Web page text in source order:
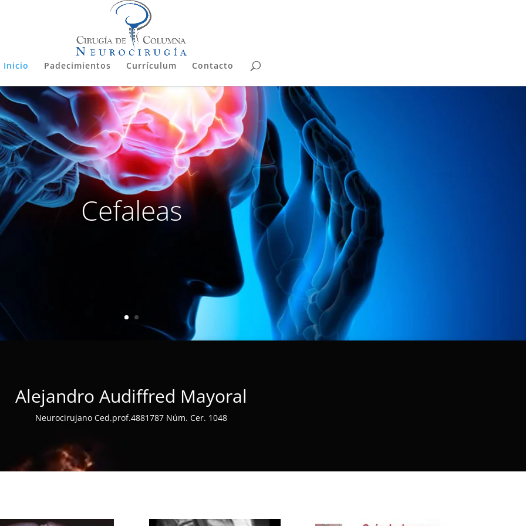
Inicio Padecimientos Currículum Contacto
Cefaleas
Alejandro Audiffred Mayoral
Neurocirujano Ced.prof.4881787 Núm. Cer. 1048